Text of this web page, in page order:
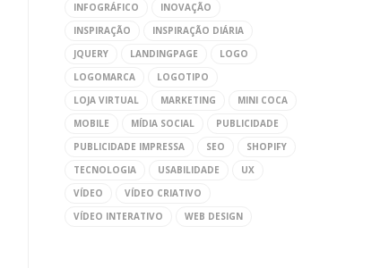
INFOGRÁFICO
INOVAÇÃO
INSPIRAÇÃO
INSPIRAÇÃO DIÁRIA
JQUERY
LANDINGPAGE
LOGO
LOGOMARCA
LOGOTIPO
LOJA VIRTUAL
MARKETING
MINI COCA
MOBILE
MÍDIA SOCIAL
PUBLICIDADE
PUBLICIDADE IMPRESSA
SEO
SHOPIFY
TECNOLOGIA
USABILIDADE
UX
VÍDEO
VÍDEO CRIATIVO
VÍDEO INTERATIVO
WEB DESIGN